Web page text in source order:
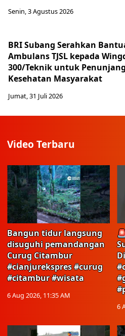
Senin, 3 Agustus 2026
BRI Subang Serahkan
Ambulans TJSL kepada
300/Teknik untuk Penunjang
Kesehatan Masyarakat ​
Jumat, 31 Juli 2026
Video Terbaru
Bangun tidur langsung
disuguhi pemandangan
Curug Citambur
#cianjurekspres #curug
#citambur #wisata
6 Aug 2026, 11:35 AM
6